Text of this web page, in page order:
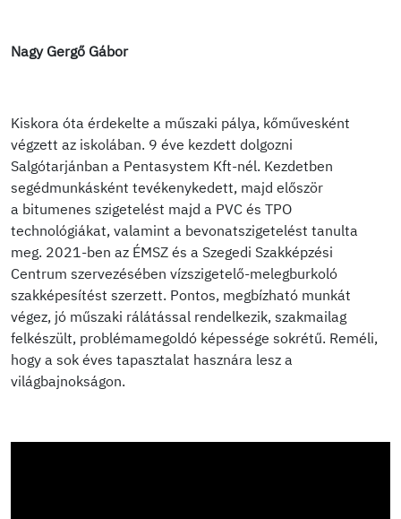
Nagy Gergő Gábor
Kiskora óta érdekelte a műszaki pálya, kőművesként
végzett az iskolában. 9 éve kezdett dolgozni
Salgótarjánban a Pentasystem Kft-nél. Kezdetben
segédmunkásként tevékenykedett, majd először
a bitumenes szigetelést majd a PVC és TPO
technológiákat, valamint a bevonatszigetelést tanulta
meg. 2021-ben az ÉMSZ és a Szegedi Szakképzési
Centrum szervezésében vízszigetelő-melegburkoló
szakképesítést szerzett. Pontos, megbízható munkát
végez, jó műszaki rálátással rendelkezik, szakmailag
felkészült, problémamegoldó képessége sokrétű. Reméli,
hogy a sok éves tapasztalat hasznára lesz a
világbajnokságon.